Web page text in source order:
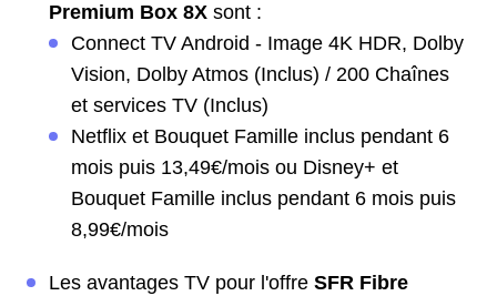
Premium Box 8X sont :
Connect TV Android - Image 4K HDR, Dolby
Vision, Dolby Atmos (Inclus) / 200 Chaînes
et services TV (Inclus)
Netflix et Bouquet Famille inclus pendant 6
mois puis 13,49€/mois ou Disney+ et
Bouquet Famille inclus pendant 6 mois puis
8,99€/mois
Les avantages TV pour l'offre SFR Fibre